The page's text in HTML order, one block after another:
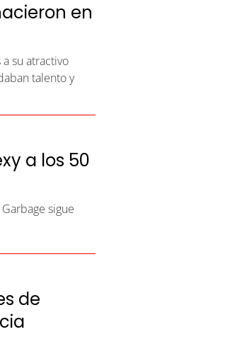
en
su atractivo
talento y
a los 50
sigue
de